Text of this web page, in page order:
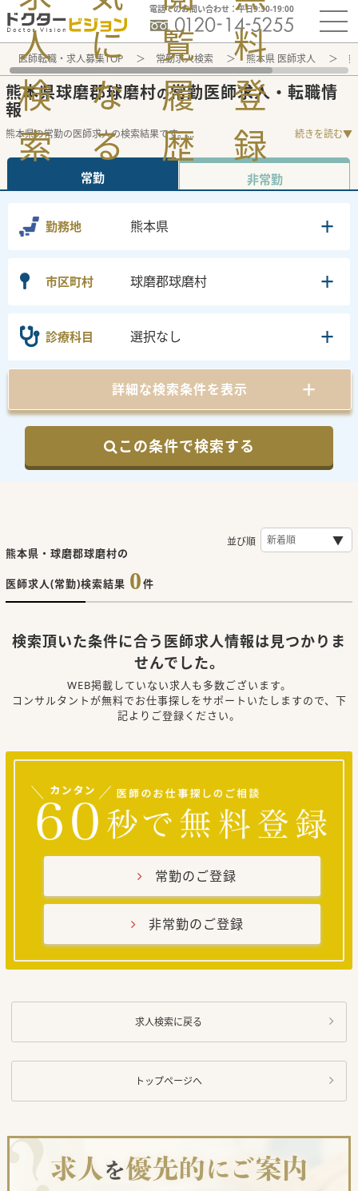
電話でのお問い合わせ：平日9:30-19:00
人
検
索
に
な
る
覧
履
歴
料
登
録
医師転職・求人募集TOP 常勤求人検索 熊本県 医師求人
熊本県球磨郡球磨村の常勤医師求人・転職情
報
熊本県の常勤の医師求人の検索結果です。... 続きを読む▼
常勤 非常勤
勤務地 熊本県
市区町村 球磨郡球磨村
診療科目 選択なし
詳細な検索条件を表示
この条件で検索する
熊本県・球磨郡球磨村の
医師求人(常勤)検索結果 0件
並び順
検索頂いた条件に合う医師求人情報は見つかりま
せんでした。
WEB掲載していない求人も多数ございます。
コンサルタントが無料でお仕事探しをサポートいたしますので、下
記よりご登録ください。
常勤のご登録
非常勤のご登録
求人検索に戻る
トップページへ